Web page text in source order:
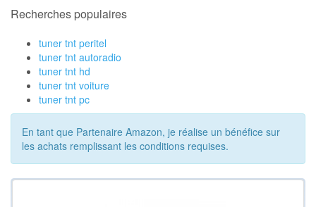
Recherches populaires
tuner tnt peritel
tuner tnt autoradio
tuner tnt hd
tuner tnt voiture
tuner tnt pc
En tant que Partenaire Amazon, je réalise un bénéfice sur
les achats remplissant les conditions requises.